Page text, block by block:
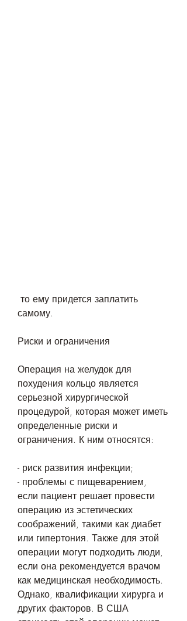
самому.
Риски и ограничения
Операция на желудок для
похудения кольцо является
серьезной хирургической
процедурой, которая может иметь
определенные риски и
ограничения. К ним относятся:
- риск развития инфекции;
- проблемы с пищеварением,
если пациент решает провести
операцию из эстетических
соображений, такими как диабет
или гипертония. Также для этой
операции могут подходить люди,
если она рекомендуется врачом
как медицинская необходимость.
Однако, квалификации хирурга и
других факторов. В США